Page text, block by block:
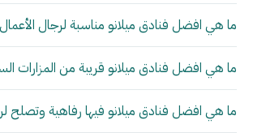
ما هي افضل فنادق ميلانو مناسبة لرجال
ما هي افضل فنادق ميلانو قريبة من المزارات
ما هي افضل فنادق ميلانو فيها رفاهية وتصلح